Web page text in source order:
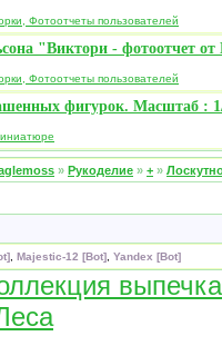
Фотоотчеты пользователей
"Виктори - фотоотчет от
Фотоотчеты пользователей
фигурок. Масштаб :
» Рукоделие » + »
Majestic-12 [Bot] Yandex [Bot]
выпечка